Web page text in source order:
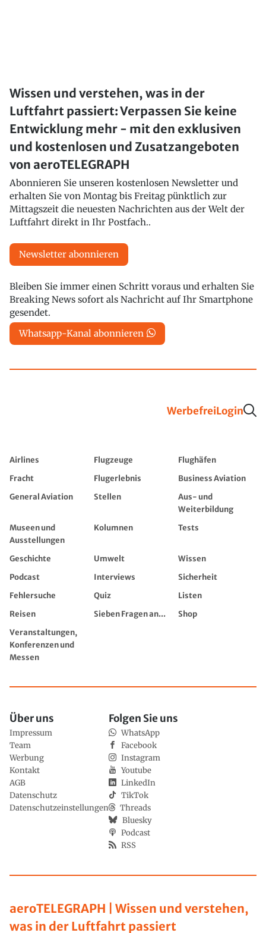
Wissen und verstehen, was in der
Luftfahrt passiert: Verpassen Sie keine
Entwicklung mehr - mit den exklusiven
und kostenlosen und Zusatzangeboten
von aeroTELEGRAPH
Abonnieren Sie unseren kostenlosen Newsletter und
erhalten Sie von Montag bis Freitag pünktlich zur
Mittagszeit die neuesten Nachrichten aus der Welt der
Luftfahrt direkt in Ihr Postfach..
Newsletter abonnieren
Bleiben Sie immer einen Schritt voraus und erhalten Sie
Breaking News sofort als Nachricht auf Ihr Smartphone
gesendet.
Whatsapp-Kanal abonnieren
WerbefreiLogin
Airlines Flugzeuge
Flughäfen
Fracht
Flugerlebnis
Business Aviation
General Aviation
Stellen
Aus- und
Weiterbildung
Museen und
Ausstellungen
Kolumnen Tests
Geschichte Umwelt
Wissen
Podcast
Interviews
Sicherheit
Fehlersuche
Quiz
Listen
Reisen
Sieben Fragen an...
Shop
Veranstaltungen,
Konferenzen und
Messen
aeroTELEGRAPH | Wissen und verstehen,
was in der Luftfahrt passiert
Über uns
Impressum
Team
Werbung
Kontakt
AGB
Datenschutz
Datenschutzeinstellungen
Folgen Sie uns
WhatsApp
Facebook
Instagram
Youtube
LinkedIn
TikTok
Threads
Bluesky
Podcast
RSS